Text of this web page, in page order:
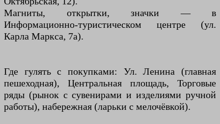
Магниты, открытки, значки — в
Информационно-туристическом центре (ул.
Карла Маркса, 7а).
Где гулять с покупками: Ул. Ленина (главная
пешеходная), Центральная площадь, Торговые
ряды (рынок с сувенирами и изделиями ручной
работы), набережная (ларьки с мелочёвкой).